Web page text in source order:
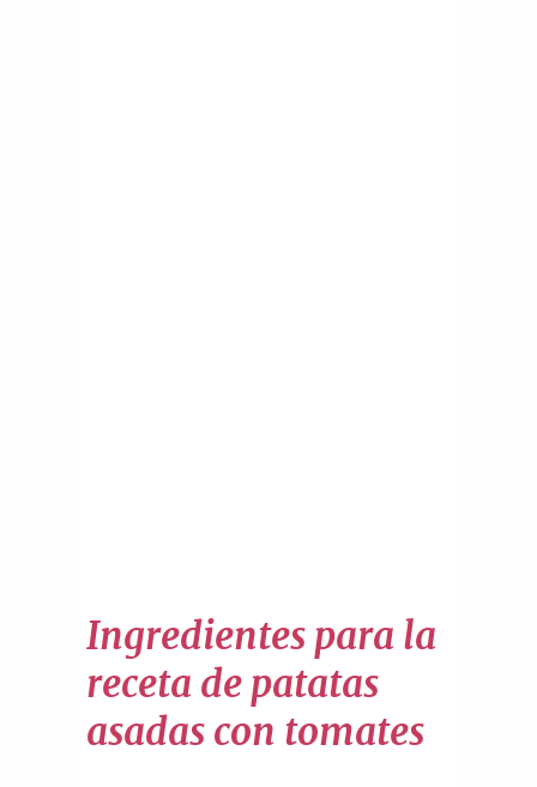
Ingredientes para la
receta de patatas
asadas con tomates